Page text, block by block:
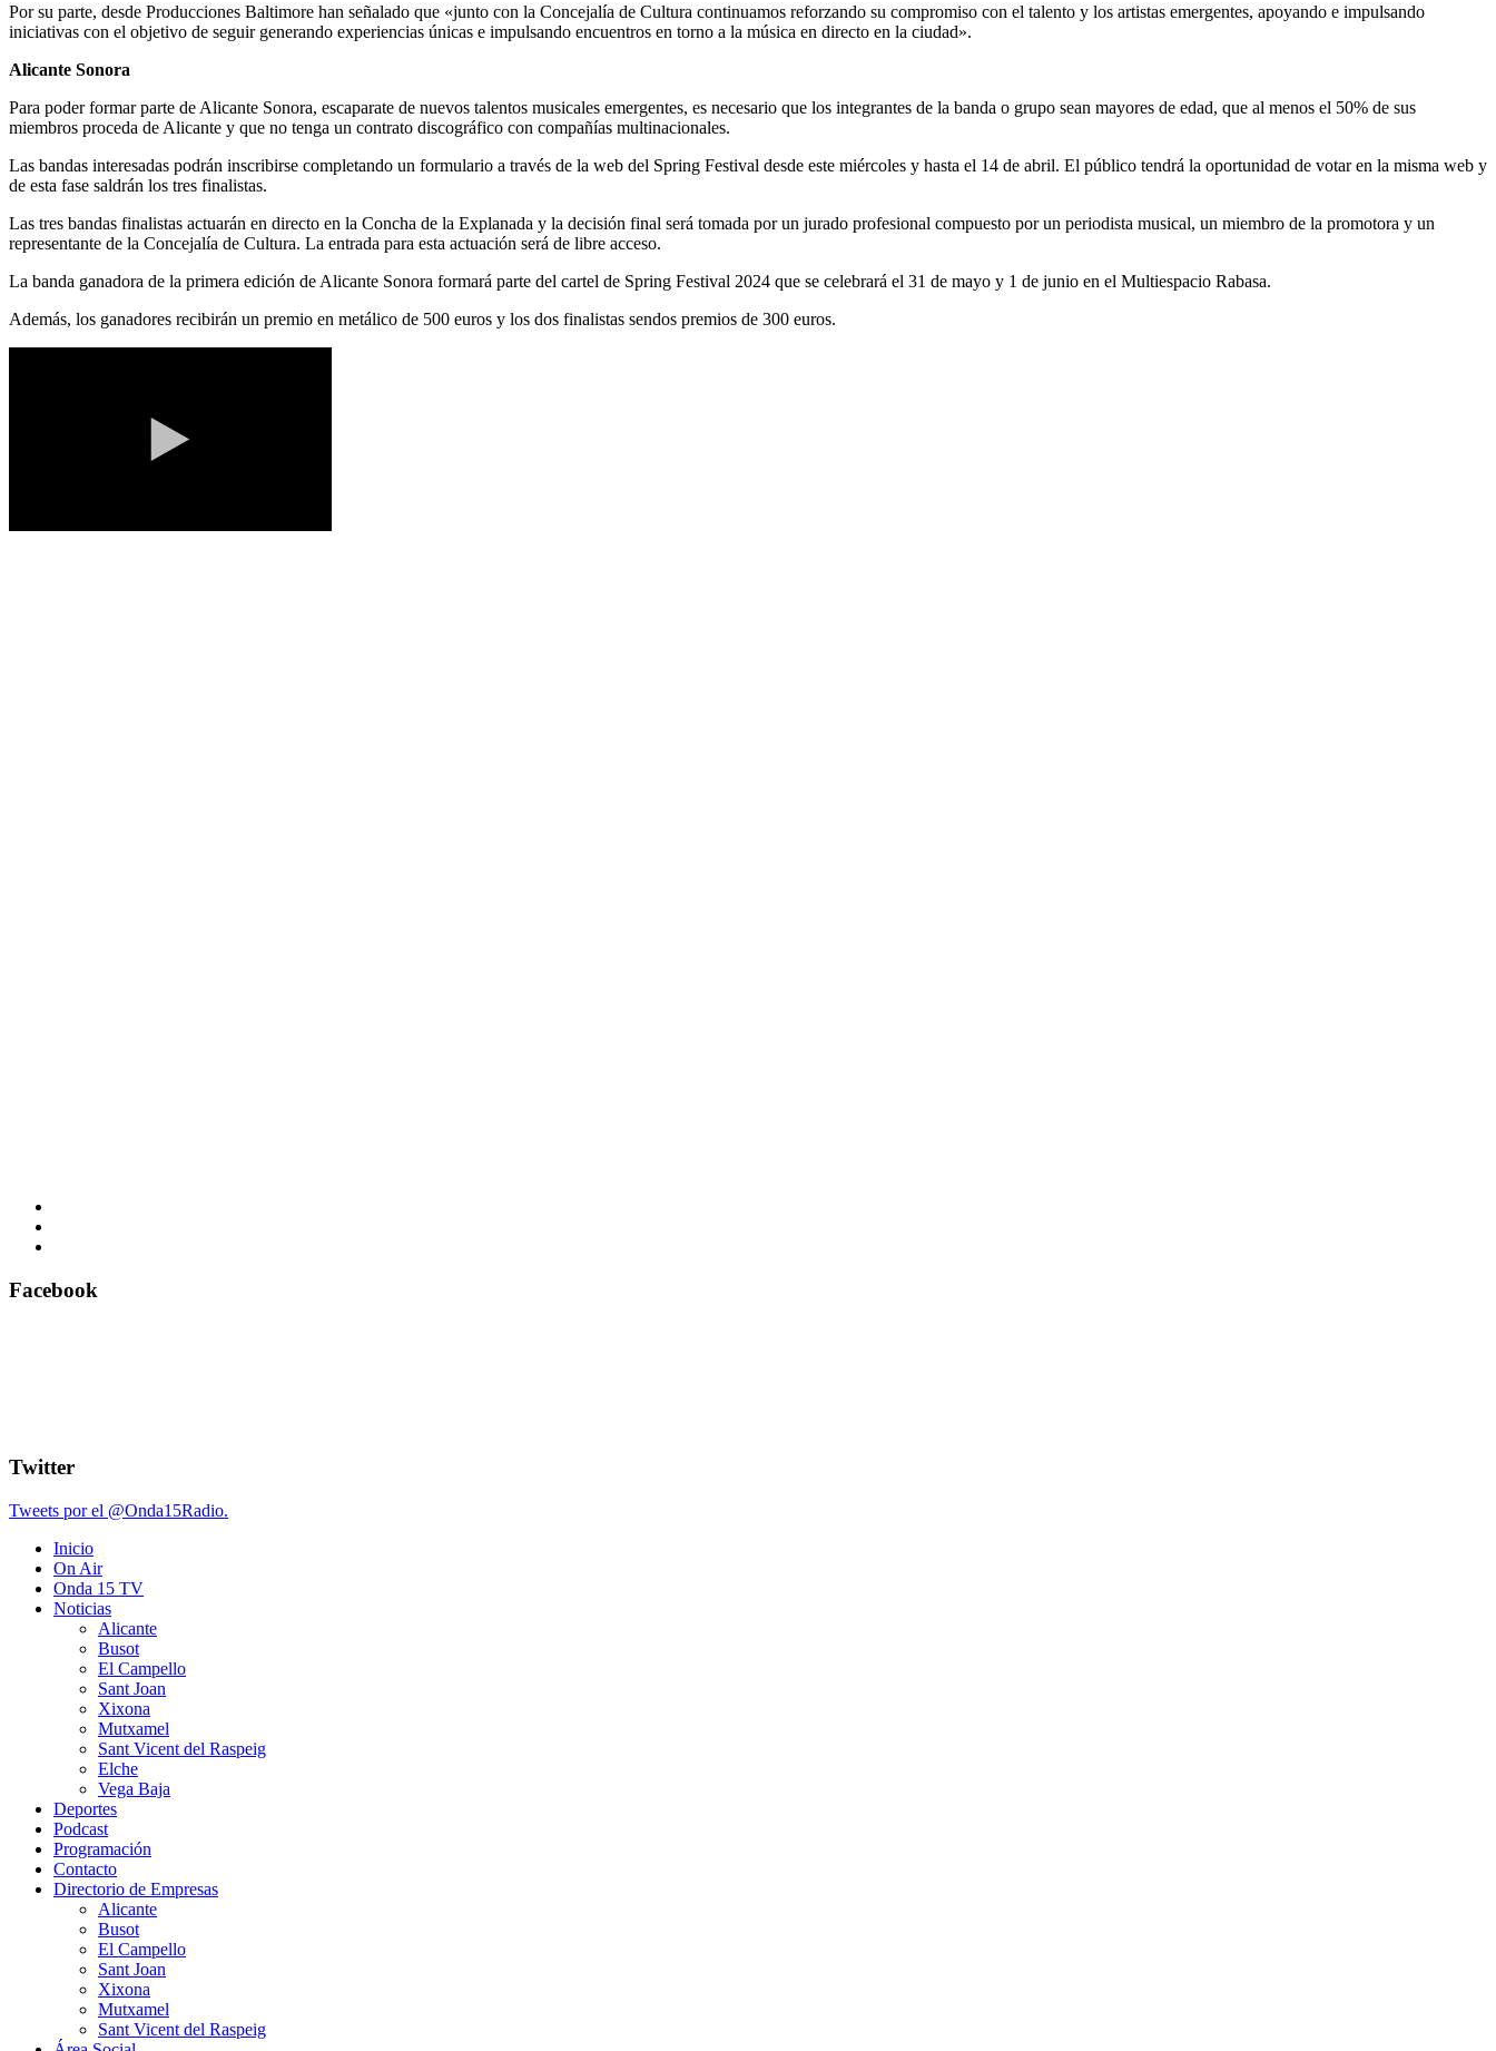
Por su parte, desde Producciones Baltimore han señalado que «junto con la Concejalía de Cultura continuamos reforzando su compromiso con el talento y los artistas emergentes, apoyando e impulsando
iniciativas con el objetivo de seguir generando experiencias únicas e impulsando encuentros en torno a la música en directo en la ciudad».
Alicante Sonora
Para poder formar parte de Alicante Sonora, escaparate de nuevos talentos musicales emergentes, es necesario que los integrantes de la banda o grupo sean mayores de edad, que al menos el 50% de sus
miembros proceda de Alicante y que no tenga un contrato discográfico con compañías multinacionales.
Las bandas interesadas podrán inscribirse completando un formulario a través de la web del Spring Festival desde este miércoles y hasta el 14 de abril. El público tendrá la oportunidad de votar en la misma web y
de esta fase saldrán los tres finalistas.
Las tres bandas finalistas actuarán en directo en la Concha de la Explanada y la decisión final será tomada por un jurado profesional compuesto por un periodista musical, un miembro de la promotora y un
representante de la Concejalía de Cultura. La entrada para esta actuación será de libre acceso.
La banda ganadora de la primera edición de Alicante Sonora formará parte del cartel de Spring Festival 2024 que se celebrará el 31 de mayo y 1 de junio en el Multiespacio Rabasa.
Además, los ganadores recibirán un premio en metálico de 500 euros y los dos finalistas sendos premios de 300 euros.
Facebook
Twitter
Tweets por el @Onda15Radio.
Inicio
On Air
Onda 15 TV
Noticias
Alicante
Busot
El Campello
Sant Joan
Xixona
Mutxamel
Sant Vicent del Raspeig
Elche
Vega Baja
Deportes
Podcast
Programación
Contacto
Directorio de Empresas
Alicante
Busot
El Campello
Sant Joan
Xixona
Mutxamel
Sant Vicent del Raspeig